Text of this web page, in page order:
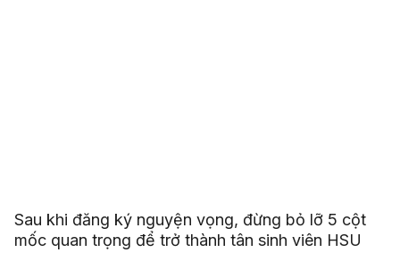
Sau khi đăng ký nguyện vọng, đừng bỏ lỡ 5 cột
mốc quan trọng để trở thành tân sinh viên HSU